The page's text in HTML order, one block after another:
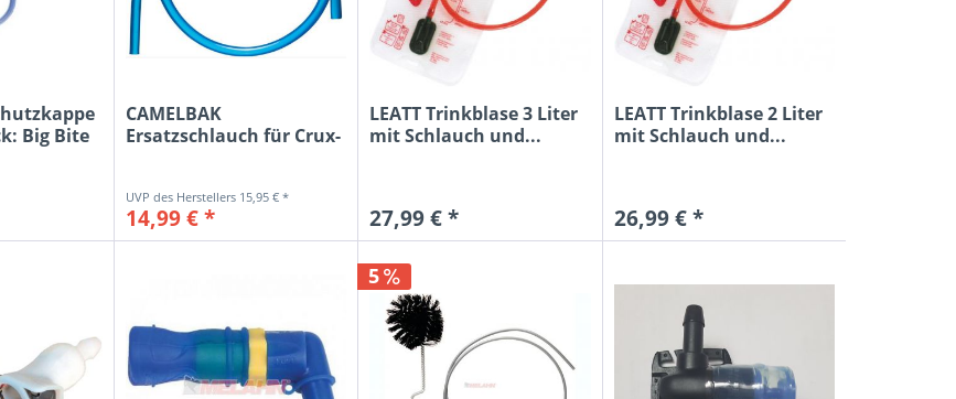
Big Bite
CAMELBAK
Ersatzschlauch für Crux-
15,95 € *
14,99 € *
LEATT Trinkblase 3 Liter
mit Schlauch und...
27,99 € *
LEATT Trinkblase 2 Liter
mit Schlauch und...
26,99 € *
5